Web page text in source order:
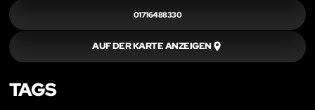
01716488330
AUF DER KARTE ANZEIGEN
TAGS